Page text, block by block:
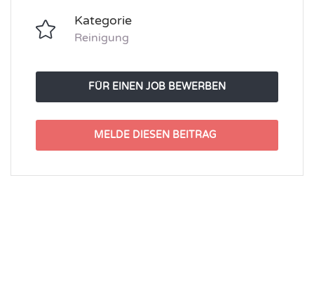
Kategorie
Reinigung
FÜR EINEN JOB BEWERBEN
MELDE DIESEN BEITRAG